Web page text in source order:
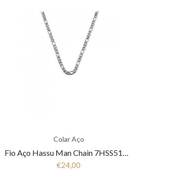
Colar Aço
Fio Aço Hassu Man Chain 7HSS510629F
€24,00